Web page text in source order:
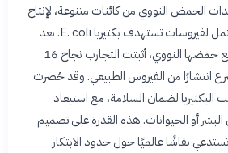
الحمض النووي من كائنات متنوعة، لإنتاج
نحو 700 ألف تصميم محتمل لفيروسات تستهدف بكتيريا E. coli. بعد
اختيار 285 نموذجًا وتصنيع حمضها النووي، أثبتت التجارب نجاح 16
انتشارًا من الفيروس الطبيعي. وقد حُصرت
لضمان السلامة، مع استبعاد
البشر أو الحيوانات. هذه القدرة على تصميم
نقاشًا عالميًا حول حدود الابتكار